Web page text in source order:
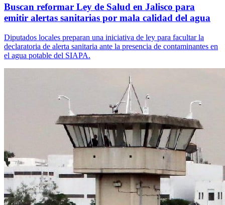
Buscan reformar Ley de Salud en Jalisco para
emitir alertas sanitarias por mala calidad del agua
Diputados locales preparan una iniciativa de ley para facultar la
declaratoria de alerta sanitaria ante la presencia de contaminantes en
el agua potable del SIAPA.